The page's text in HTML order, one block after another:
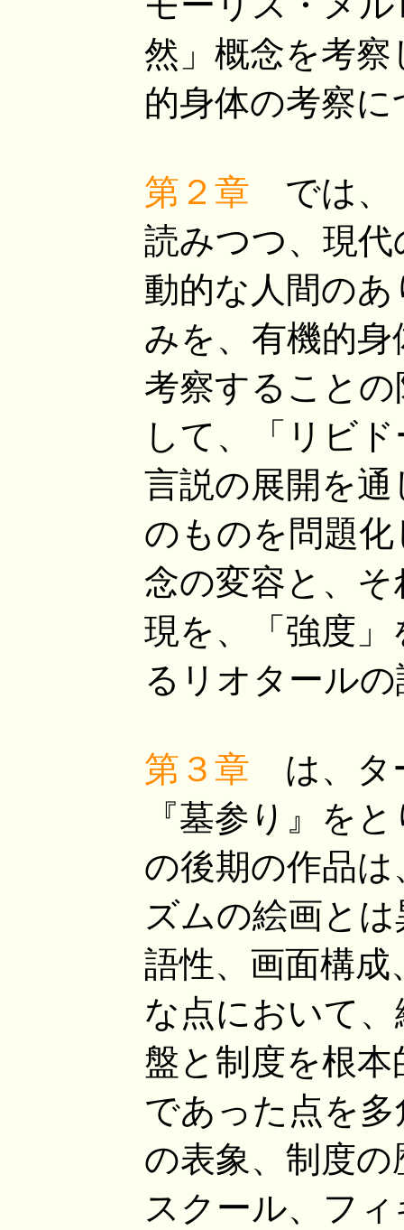
然」概念を考
的身体の考察
第２章 では、
読みつつ、現
動的な人間の
みを、有機的
考察すること
して、「リビ
言説の展開を
のものを問題
念の変容と、
現を、「強度
るリオタール
第３章 は、タ
『墓参り』を
の後期の作品
ズムの絵画と
語性、画面構
な点において
盤と制度を根
であった点を
の表象、制度
スクール、フ